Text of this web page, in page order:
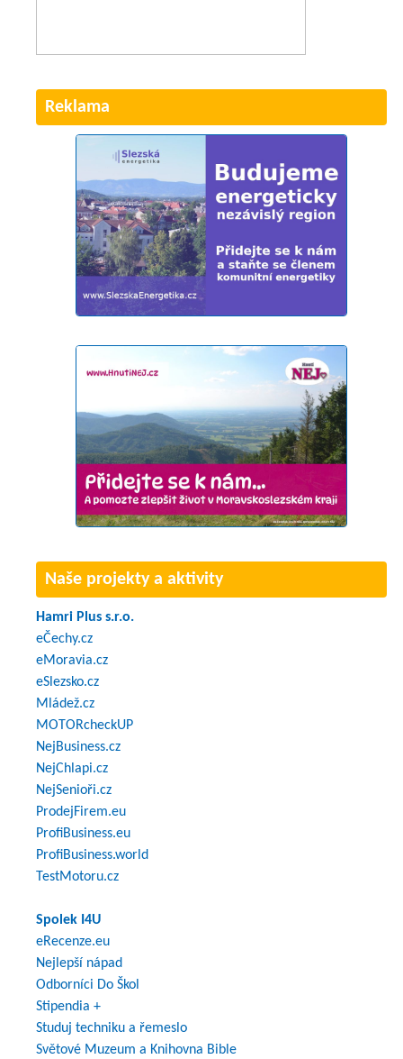
Reklama
Naše projekty a aktivity
Hamri Plus s.r.o.
eČechy.cz
eMoravia.cz
eSlezsko.cz
Mládež.cz
MOTORcheckUP
NejBusiness.cz
NejChlapi.cz
NejSenioři.cz
ProdejFirem.eu
ProfiBusiness.eu
ProfiBusiness.world
TestMotoru.cz
Spolek I4U
eRecenze.eu
Nejlepší nápad
Odborníci Do Škol
Stipendia +
Studuj techniku a řemeslo
Světové Muzeum a Knihovna Bible